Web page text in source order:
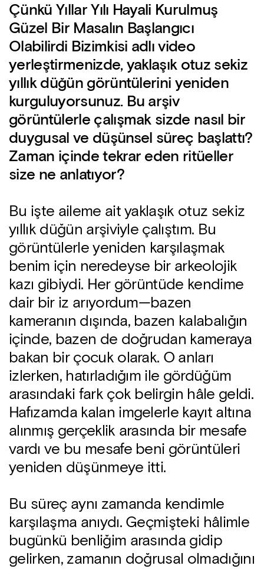
Çünkü Yıllar Yılı Hayali Kurulmuş
Güzel Bir Masalın Başlangıcı
Olabilirdi Bizimkisi adlı video
yerleştirmenizde, yaklaşık otuz sekiz
yıllık düğün görüntülerini yeniden
kurguluyorsunuz. Bu arşiv
görüntülerle çalışmak sizde nasıl bir
duygusal ve düşünsel süreç başlattı?
Zaman içinde tekrar eden ritüeller
size ne anlatıyor?
Bu işte aileme ait yaklaşık otuz sekiz
yıllık düğün arşiviyle çalıştım. Bu
görüntülerle yeniden karşılaşmak
benim için neredeyse bir arkeolojik
kazı gibiydi. Her görüntüde kendime
dair bir iz arıyordum—bazen
kameranın dışında, bazen kalabalığın
içinde, bazen de doğrudan kameraya
bakan bir çocuk olarak. O anları
izlerken, hatırladığım ile gördüğüm
arasındaki fark çok belirgin hâle geldi.
Hafızamda kalan imgelerle kayıt altına
alınmış gerçeklik arasında bir mesafe
vardı ve bu mesafe beni görüntüleri
yeniden düşünmeye itti.
Bu süreç aynı zamanda kendimle
karşılaşma anıydı. Geçmişteki hâlimle
bugünkü benliğim arasında gidip
gelirken, zamanın doğrusal olmadığını